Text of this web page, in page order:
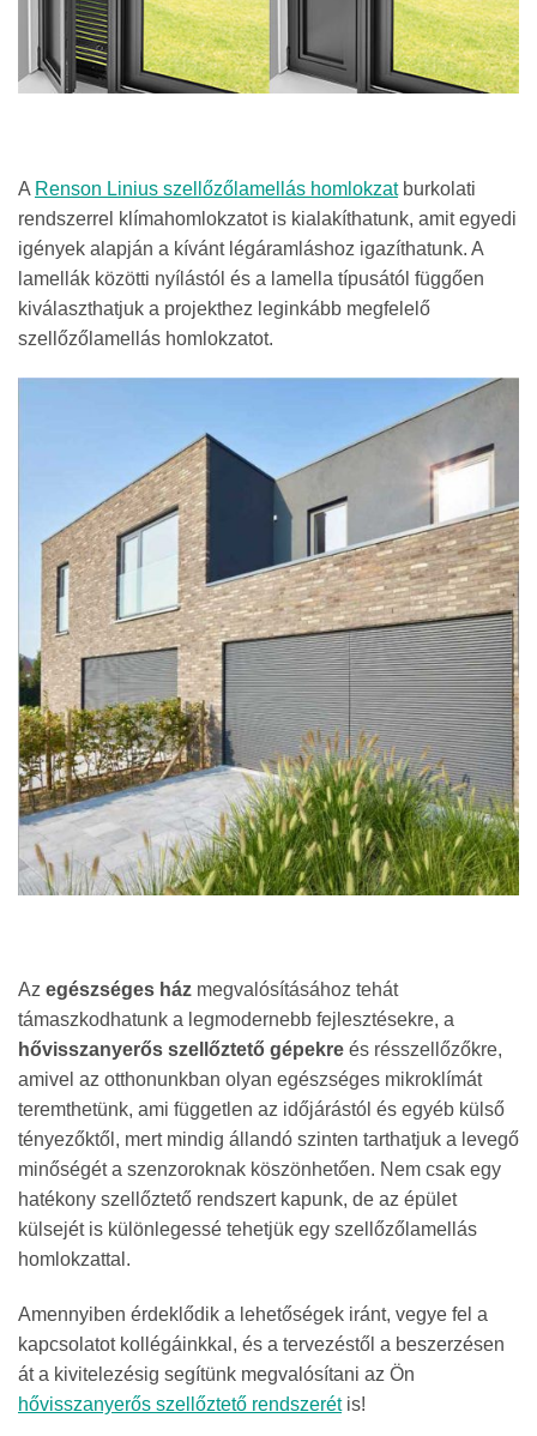
A Renson Linius szellőzőlamellás homlokzatburkolati
rendszerrel klímahomlokzatot is kialakíthatunk, amit egyedi
igények alapján a kívánt légáramláshoz igazíthatunk. A
lamellák közötti nyílástól és a lamella típusától függően
kiválaszthatjuk a projekthez leginkább megfelelő
szellőzőlamellás homlokzatot.
Az egészséges ház megvalósításához tehát
támaszkodhatunk a legmodernebb fejlesztésekre, a
hővisszanyerős szellőztető gépekre és résszellőzőkre,
amivel az otthonunkban olyan egészséges mikroklímát
teremthetünk, ami független az időjárástól és egyéb külső
tényezőktől, mert mindig állandó szinten tarthatjuk a levegő
minőségét a szenzoroknak köszönhetően. Nem csak egy
hatékony szellőztető rendszert kapunk, de az épület
külsejét is különlegessé tehetjük egy szellőzőlamellás
homlokzattal.
Amennyiben érdeklődik a lehetőségek iránt, vegye fel a
kapcsolatot kollégáinkkal, és a tervezéstől a beszerzésen
át a kivitelezésig segítünk megvalósítani az Ön
hővisszanyerős szellőztető rendszerétis!